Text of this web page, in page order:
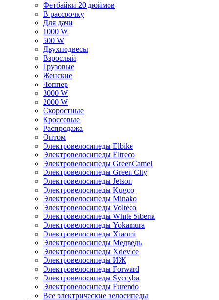
Фетбайки 20 дюймов
В рассрочку
Для дачи
1000 W
500 W
Двухподвесы
Взрослый
Грузовые
Женские
Чоппер
3000 W
2000 W
Скоростные
Кроссовые
Распродажа
Оптом
Электровелосипеды Elbike
Электровелосипеды Eltreco
Электровелосипеды GreenCamel
Электровелосипеды Green City
Электровелосипеды Jetson
Электровелосипеды Kugoo
Электровелосипеды Minako
Электровелосипеды Volteco
Электровелосипеды White Siberia
Электровелосипеды Yokamura
Электровелосипеды Xiaomi
Электровелосипеды Медведь
Электровелосипеды Xdevice
Электровелосипеды ИЖ
Электровелосипеды Forward
Электровелосипеды Syccyba
Электровелосипеды Furendo
Все электрические велосипеды